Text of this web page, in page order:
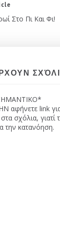
Στο Πι Και Φι!
αφήνετε link
σχόλια,
την κατανόηση.